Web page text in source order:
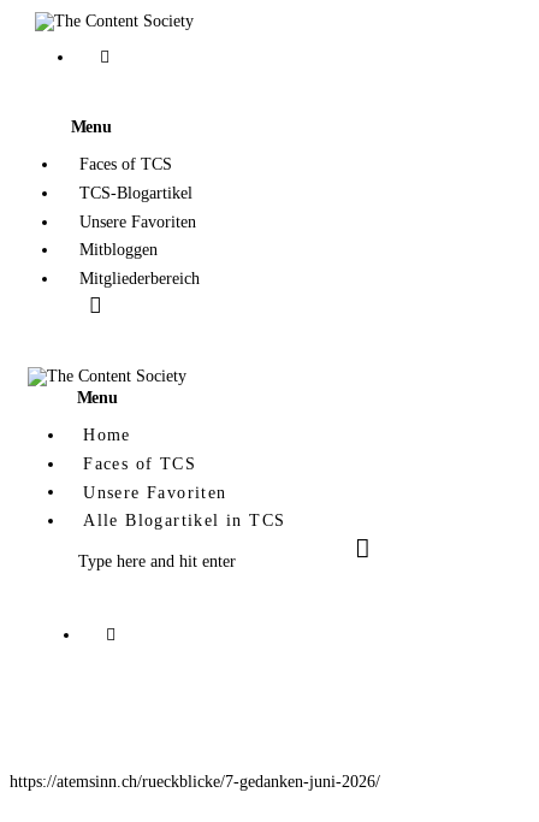
Menu
Faces of TCS
TCS-Blogartikel
Unsere Favoriten
Mitbloggen
Mitgliederbereich
Menu
Home
Faces of TCS
Unsere Favoriten
Alle Blogartikel in TCS
Home
Alle Blogartikel in TCS
https://atemsinn.ch/rueckblicke/7-gedanken-juni-2026/